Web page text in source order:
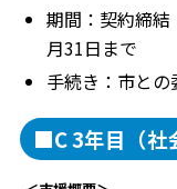
期間：契約締
月31日まで
手続き：市と
■C 3年目（社